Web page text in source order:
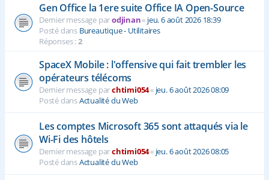
Gen Office la 1ere suite Office IA Open-Source
Dernier message parodjinan« jeu. 6 août 2026 18:39
Posté dans Bureautique - Utilitaires
Réponses :2
SpaceX Mobile : l'offensive qui fait trembler les
opérateurs télécoms
Dernier message parchtimi054« jeu. 6 août 2026 08:09
Posté dansActualité du Web
Les comptes Microsoft 365 sont attaqués via le
Wi-Fi des hôtels
Dernier message parchtimi054« jeu. 6 août 2026 08:05
Posté dansActualité du Web